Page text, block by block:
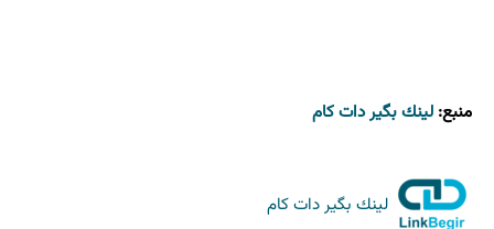
منبع: لینك بگیر دات كام
لینك بگیر دات كام